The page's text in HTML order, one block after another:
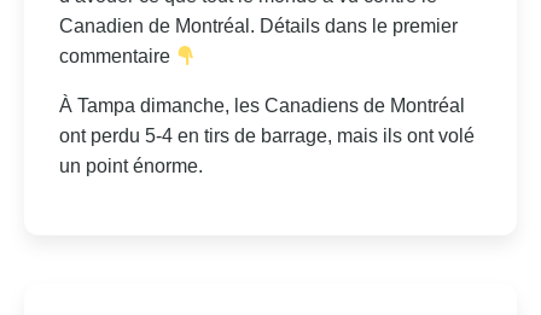
Canadien de Montréal. Détails dans le premier
commentaire
À Tampa dimanche, les Canadiens de Montréal
ont perdu 5-4 en tirs de barrage, mais ils ont volé
un point énorme.